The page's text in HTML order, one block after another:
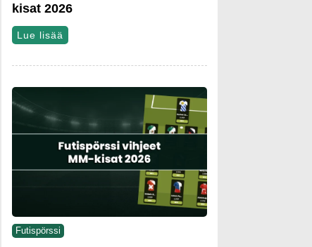
kisat 2026
Lue lisää
Futispörssi